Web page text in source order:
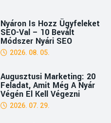
Nyáron Is Hozz Ügyfeleket
SEO-Val – 10 Bevált
Módszer Nyári SEO
2026. 08. 05.
Augusztusi Marketing: 20
Feladat, Amit Még A Nyár
Végén El Kell Végezni
2026. 07. 29.